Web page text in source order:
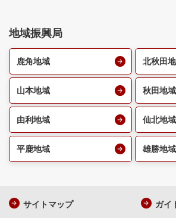
地域振興局
鹿角地域 北秋田
山本地域 秋田地域
由利地域 仙北地域
平鹿地域 雄勝地域
サイトマップ ガイ